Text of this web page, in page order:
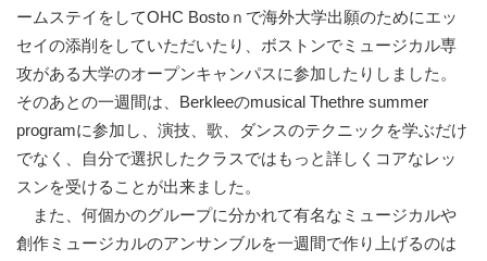
ームステイをしてOHC Bostoｎで海外大学出願のためにエッ
セイの添削をしていただいたり、ボストンでミュージカル専
攻がある大学のオープンキャンパスに参加したりしました。
そのあとの一週間は、Berkleeのmusical Thethre summer
programに参加し、演技、歌、ダンスのテクニックを学ぶだけ
でなく、自分で選択したクラスではもっと詳しくコアなレッ
スンを受けることが出来ました。
また、何個かのグループに分かれて有名なミュージカルや
創作ミュージカルのアンサンブルを一週間で作り上げるのは